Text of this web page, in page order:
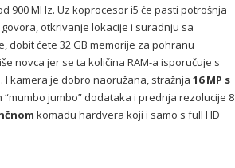
900 MHz. Uz koprocesor i5 će pasti potrošnja
otkrivanje lokacije i suradnju sa
dobit ćete 32 GB memorije za pohranu
novca jer se ta količina RAM-a isporučuje s
I kamera je dobro naoružana, stražnja 16 MP s
jumbo” dodataka i prednja rezolucije 8
komadu hardvera koji i samo s full HD